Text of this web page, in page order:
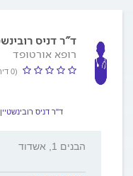
ד"ר דניס
רופא אורטופד
(0 דירוג ממוצע)
ד"ר דניס
הבנים 1, אשדוד